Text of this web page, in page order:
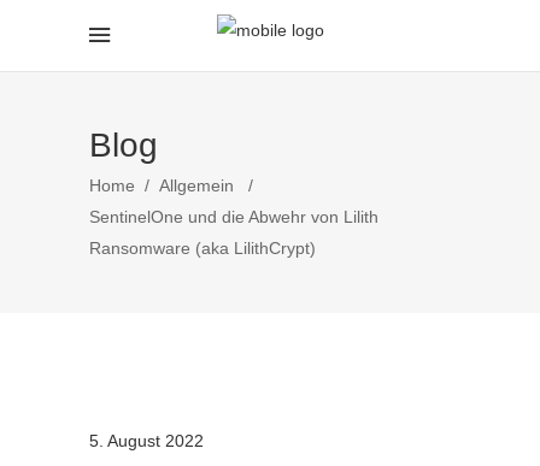
Blog
Home / Allgemein
/
SentinelOne und die Abwehr von Lilith
Ransomware (aka LilithCrypt)
5. August 2022